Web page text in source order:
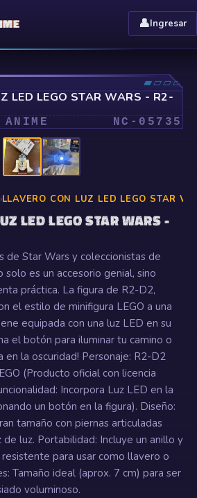
👤Ingresar
▰▱▱▱
⤢
LED LEGO STAR WARS - R2-
NC- 05735
›LLAVERO CON LUZ LED LEGO STAR
LED LEGO STAR WARS -
de Star Wars y coleccionistas de
solo es un accesorio genial, sino
práctica. La figura de R2-D2,
el estilo de minifigura LEGO a una
equipada con una luz LED en su
el botón para iluminar tu camino o
en la oscuridad! Personaje: R2-D2
(Producto oficial con licencia
Incorpora Luz LED en la
un botón en la figura). Diseño:
tamaño con piernas articuladas
de luz. Portabilidad: Incluye un anillo y
para usar como llavero o
Tamaño ideal (aprox. 7 cm) para ser
voluminoso.